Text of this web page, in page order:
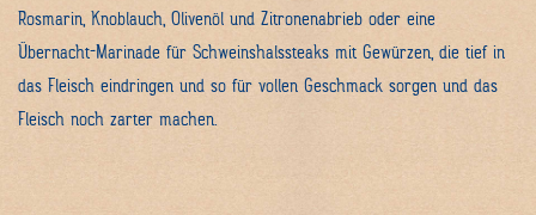
Rosmarin, Knoblauch, Olivenöl und Zitronenabrieb oder eine
Übernacht-Marinade für Schweinshalssteaks mit Gewürzen, die tief in
das Fleisch eindringen und so für vollen Geschmack sorgen und das
Fleisch noch zarter machen.